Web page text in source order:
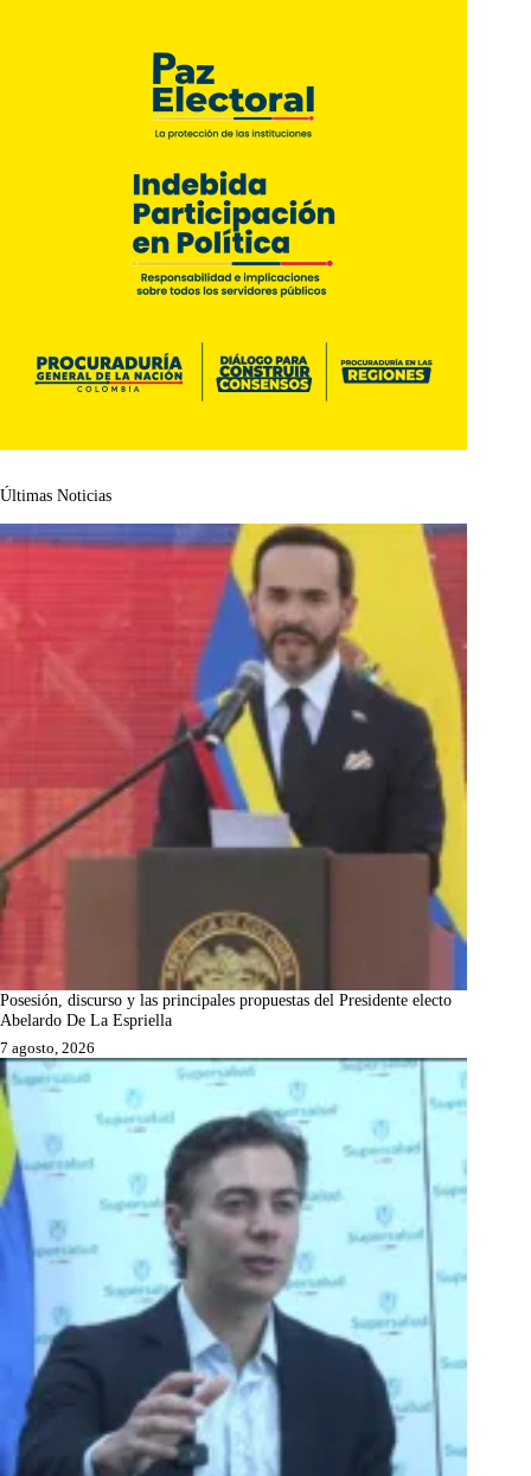
Últimas Noticias
Posesión, discurso y las principales propuestas del Presidente electo
Abelardo De La Espriella
7 agosto, 2026